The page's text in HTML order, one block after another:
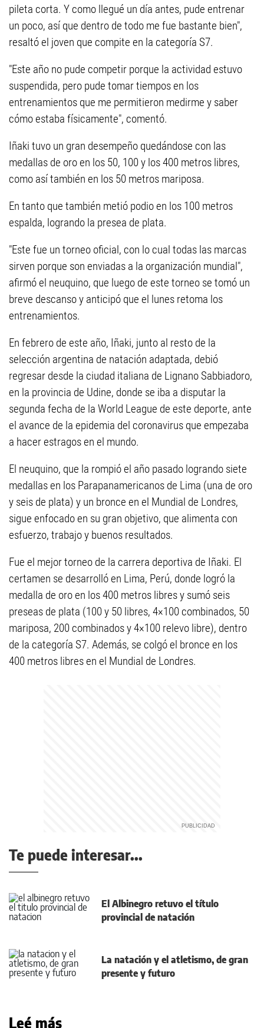
pileta corta. Y como llegué un día antes, pude entrenar
un poco, así que dentro de todo me fue bastante bien",
resaltó el joven que compite en la categoría S7.
"Este año no pude competir porque la actividad estuvo
suspendida, pero pude tomar tiempos en los
entrenamientos que me permitieron medirme y saber
cómo estaba físicamente", comentó.
Iñaki tuvo un gran desempeño quedándose con las
medallas de oro en los 50, 100 y los 400 metros libres,
como así también en los 50 metros mariposa.
En tanto que también metió podio en los 100 metros
espalda, logrando la presea de plata.
"Este fue un torneo oficial, con lo cual todas las marcas
sirven porque son enviadas a la organización mundial",
afirmó el neuquino, que luego de este torneo se tomó un
breve descanso y anticipó que el lunes retoma los
entrenamientos.
En febrero de este año, Iñaki, junto al resto de la
selección argentina de natación adaptada, debió
regresar desde la ciudad italiana de Lignano Sabbiadoro,
en la provincia de Udine, donde se iba a disputar la
segunda fecha de la World League de este deporte, ante
el avance de la epidemia del coronavirus que empezaba
a hacer estragos en el mundo.
El neuquino, que la rompió el año pasado logrando siete
medallas en los Parapanamericanos de Lima (una de oro
y seis de plata) y un bronce en el Mundial de Londres,
sigue enfocado en su gran objetivo, que alimenta con
esfuerzo, trabajo y buenos resultados.
Fue el mejor torneo de la carrera deportiva de Iñaki. El
certamen se desarrolló en Lima, Perú, donde logró la
medalla de oro en los 400 metros libres y sumó seis
preseas de plata (100 y 50 libres, 4×100 combinados, 50
mariposa, 200 combinados y 4×100 relevo libre), dentro
de la categoría S7. Además, se colgó el bronce en los
400 metros libres en el Mundial de Londres.
Te puede interesar...
El Albinegro retuvo el título
provincial de natación
La natación y el atletismo, de gran
presente y futuro
Leé más